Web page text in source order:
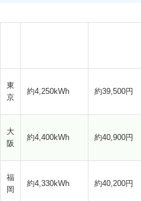
東
京
約4,250kWh 約39,500円
大
阪
約4,400kWh 約40,900円
福
岡
約4,330kWh 約40,200円